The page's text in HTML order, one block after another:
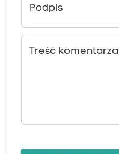
Podpis
Treść komentarza